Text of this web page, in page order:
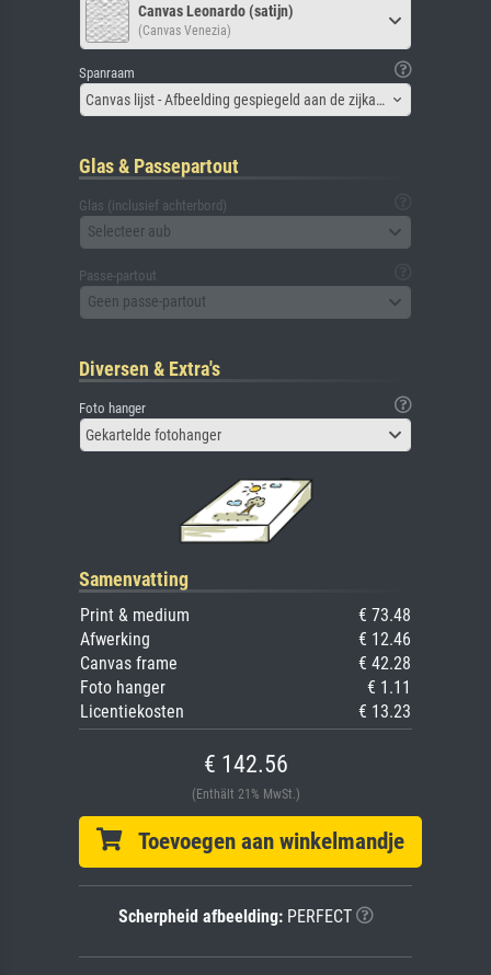
Canvas Leonardo (satijn)
(Canvas Venezia)
Spanraam
Canvas lijst - Afbeelding gespiegeld aan de zijkant
Glas & Passepartout
Glas (inclusief achterbord)
Selecteer aub
Passe-partout
Geen passe-partout
Diversen & Extra's
Foto hanger
Gekartelde fotohanger
Samenvatting
Print & medium
€ 73.48
Afwerking
€ 12.46
Canvas frame
€ 42.28
Foto hanger
€ 1.11
Licentiekosten
€ 13.23
€ 142.56
(Enthält 21% MwSt.)
Toevoegen aan winkelmandje
Scherpheid afbeelding:PERFECT